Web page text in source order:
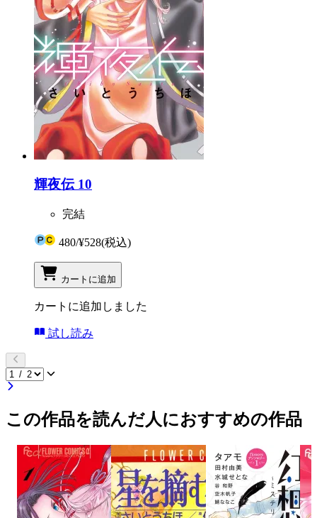
輝夜伝 10
完結
480/¥528(税込)
カートに追加
カートに追加しました
試し読み
この作品を読んだ人におすすめの作品